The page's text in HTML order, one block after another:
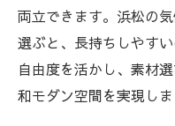
両立できます。浜松の
選ぶと、長持ちしやす
自由度を活かし、素材
和モダン空間を実現しま